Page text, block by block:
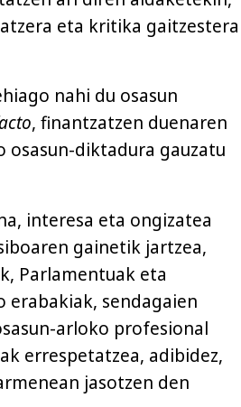
eta kritika gaitzestera
nahi du osasun
, finantzatzen duenaren
osasun-diktadura gauzatu
interesa eta ongizatea
gainetik jartzea,
Parlamentuak eta
erabakiak, sendagaien
arloko profesional
errespetatzea, adibidez,
jasotzen den